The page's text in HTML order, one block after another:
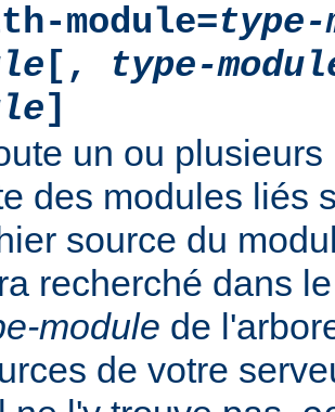
module=type-
[,
type-
]
un ou
des modules liés
source du
recherché dans
module de
de votre